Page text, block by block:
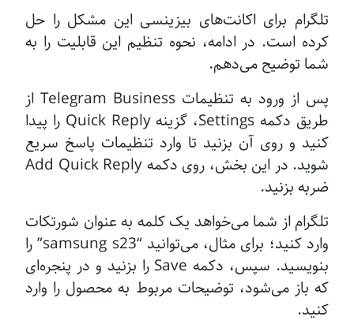
تلگرام برای اکانت‌های بیزینسی این مشکل را حل
کرده است. در ادامه، نحوه تنظیم این قابلیت را به
شما توضیح می‌دهم.
پس از ورود به تنظیمات Telegram Business از
طریق دکمه Settings، گزینه Quick Reply را پیدا
کنید و روی آن بزنید تا وارد تنظیمات پاسخ سریع
شوید. در این بخش، روی دکمه Add Quick Reply
ضربه بزنید.
تلگرام از شما می‌خواهد یک کلمه به عنوان شورتکات
وارد کنید؛ برای مثال، می‌توانید “samsung s23” را
بنویسید. سپس، دکمه Save را بزنید و در پنجره‌ای
که باز می‌شود، توضیحات مربوط به محصول را وارد
کنید.